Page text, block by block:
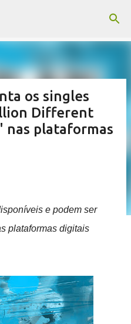
principal
os singles
Different
nas plataformas
e podem ser
plataformas digitais